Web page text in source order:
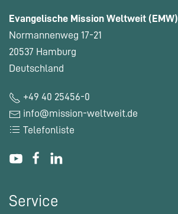
Evangelische Mission Weltweit (EMW)
Normannenweg 17-21
20537 Hamburg
Deutschland
+49 40 25456-0
info@mission-weltweit.de
Telefonliste
Service